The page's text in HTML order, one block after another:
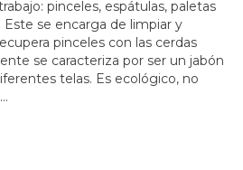
pinceles, espátulas, paletas
Este se encarga de limpiar y
pinceles con las cerdas
se caracteriza por ser un jabón
telas. Es ecológico, no